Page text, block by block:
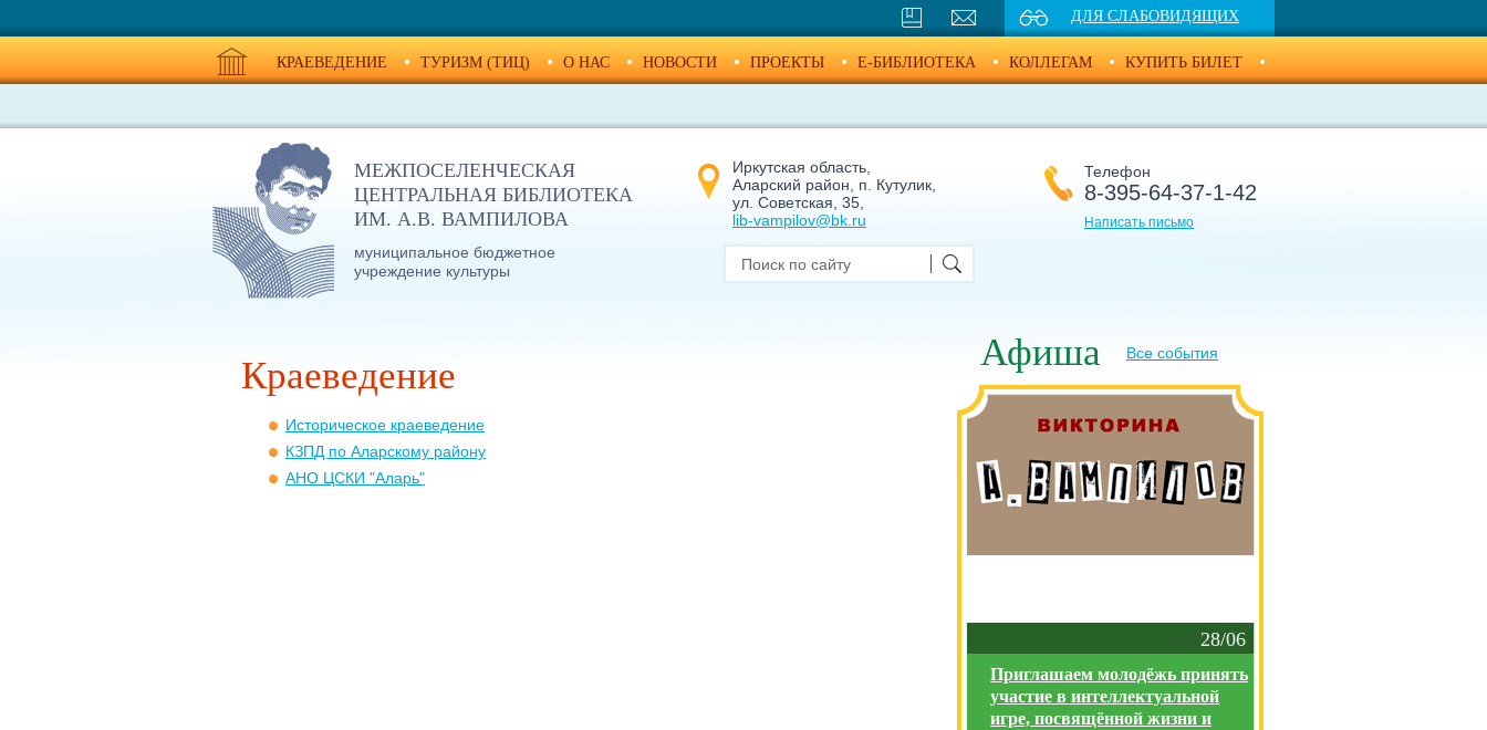
ДЛЯ СЛАБОВИДЯЩИХ
КРАЕВЕДЕНИЕ ТУРИЗМ (ТИЦ) О НАС НОВОСТИ ПРОЕКТЫ E-БИБЛИОТЕКА КОЛЛЕГАМ КУПИТЬ БИЛЕТ
МЕЖПОСЕЛЕНЧЕСКАЯ
ЦЕНТРАЛЬНАЯ БИБЛИОТЕКА
ИМ. А.В. ВАМПИЛОВА
муниципальное бюджетное
учреждение культуры
Иркутская область,
Аларский район, п. Кутулик,
ул. Советская, 35,
lib-vampilov@bk.ru
Телефон
8-395-64-37-1-42
Написать письмо
Краеведение
Историческое краеведение
КЗПД по Аларскому району
АНО ЦСКИ "Аларь"
Афиша Все события
28/06
Приглашаем молодёжь принять
участие в интеллектуальной
игре, посвящённой жизни и